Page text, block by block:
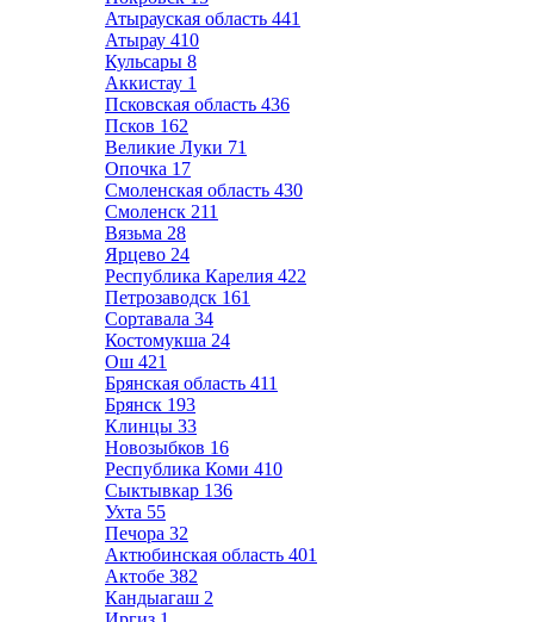
Атырауская область 441
Атырау 410
Кульсары 8
Аккистау 1
Псковская область 436
Псков 162
Великие Луки 71
Опочка 17
Смоленская область 430
Смоленск 211
Вязьма 28
Ярцево 24
Республика Карелия 422
Петрозаводск 161
Сортавала 34
Костомукша 24
Ош 421
Брянская область 411
Брянск 193
Клинцы 33
Новозыбков 16
Республика Коми 410
Сыктывкар 136
Ухта 55
Печора 32
Актюбинская область 401
Актобе 382
Кандыагаш 2